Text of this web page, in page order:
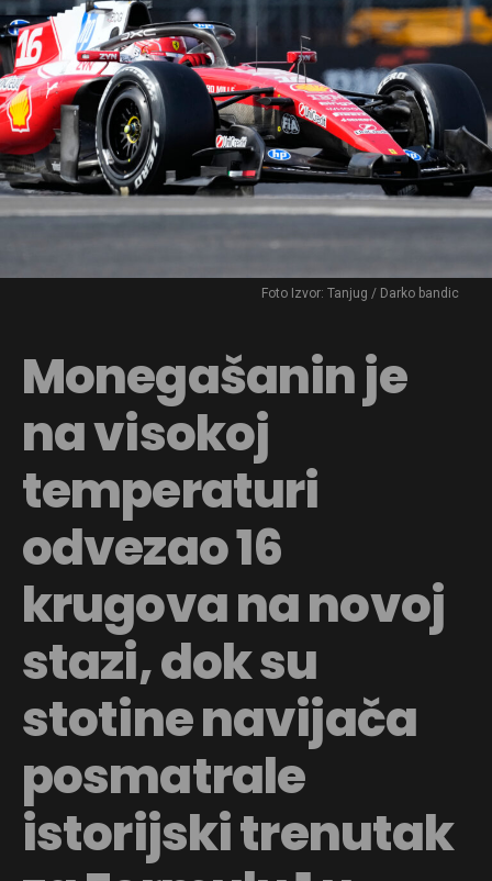
Foto Izvor: Tanjug / Darko bandic
Monegašanin je
na visokoj
temperaturi
odvezao 16
krugova na novoj
stazi, dok su
stotine navijača
posmatrale
istorijski trenutak